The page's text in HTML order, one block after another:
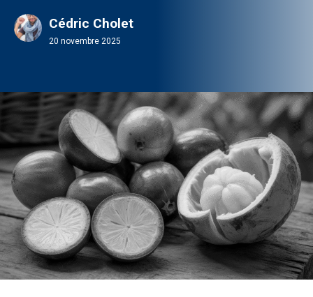
Cédric Cholet
20 novembre 2025